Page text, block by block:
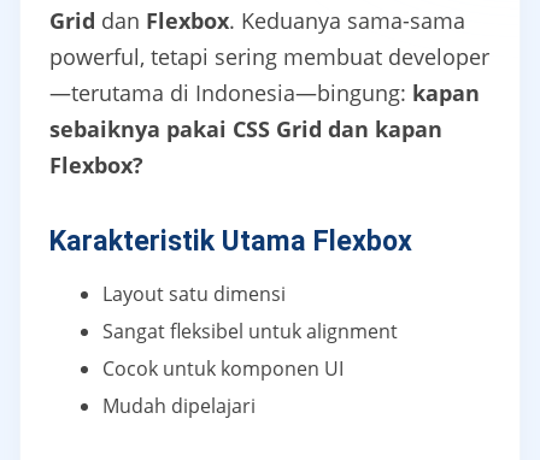
Grid dan Flexbox. Keduanya sama-sama
powerful, tetapi sering membuat developer
—terutama di Indonesia—bingung: kapan
sebaiknya pakai CSS Grid dan kapan
Flexbox?
Karakteristik Utama Flexbox
Layout satu dimensi
Sangat fleksibel untuk alignment
Cocok untuk komponen UI
Mudah dipelajari